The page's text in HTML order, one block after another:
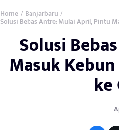
Home / Banjarbaru /
Solusi Bebas Antre: Mulai April, Pintu
Solusi
Masuk
ke